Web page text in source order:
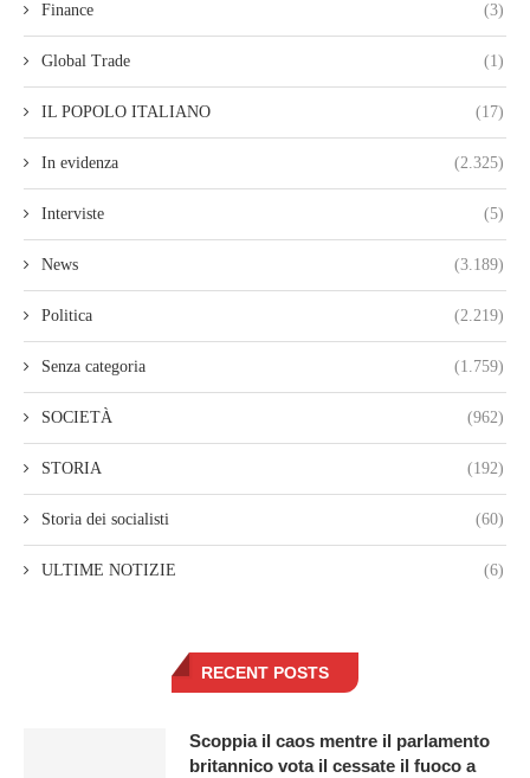
Finance (3)
Global Trade (1)
IL POPOLO ITALIANO (17)
In evidenza (2.325)
Interviste (5)
News (3.189)
Politica (2.219)
Senza categoria (1.759)
SOCIETÀ (962)
STORIA (192)
Storia dei socialisti (60)
ULTIME NOTIZIE (6)
RECENT POSTS
Scoppia il caos mentre il parlamento
britannico vota il cessate il fuoco a